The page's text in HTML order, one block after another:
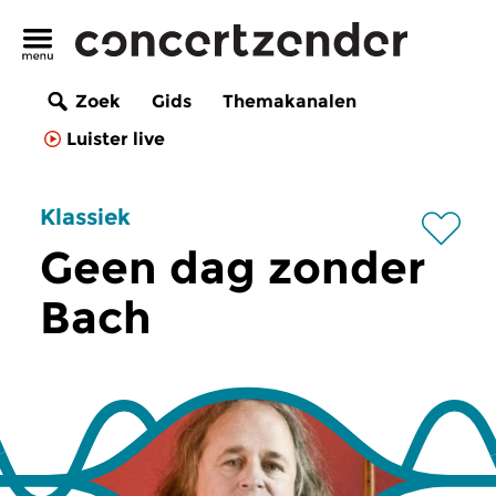
Zoek Gids
Themakanalen
Luister live
Klassiek
Geen dag zonder
Bach